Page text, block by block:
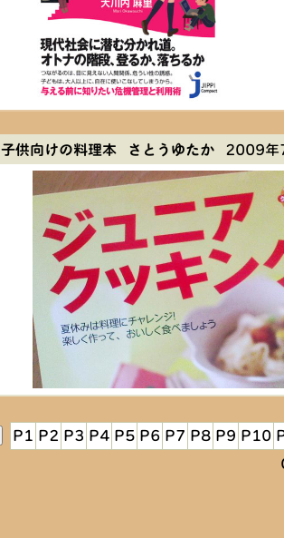
子供向けの料理本 さとうゆたか2009年
P1 P2 P3 P4 P5 P6 P7 P8 P9 P10